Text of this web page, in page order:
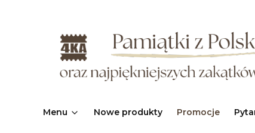
Menu Nowe produkty Promocje